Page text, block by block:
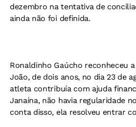
dezembro na tentativa de
ainda não foi definida.
Ronaldinho Gaúcho reconheceu
João, de dois anos, no dia 23 de
atleta contribuía com ajuda
Janaína, não havia regularidade
conta disso, ela resolveu entrar